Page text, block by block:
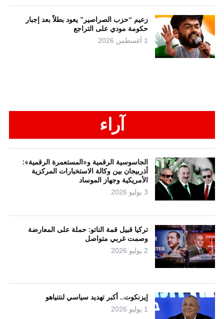
زعيم “حزب الصراصير” يعود بطلاً بعد إجبار
حكومة مودي على التراجع
1 أغسطس 2026
آراء
الجاسوسية الرقمية و«المستعمرة الرقمية»:
أذربيجان بين وكالة الاستخبارات المركزية
الأمريكية وجهاز الموساد
3 يوليو 2026
تركيا قبيل قمة الناتو: حملة على المعارضة
وصمت غربي متواصل
2 يوليو 2026
إيزنكوت.. أكبر تهديد سياسي لنتنياهو
1 يوليو 2026